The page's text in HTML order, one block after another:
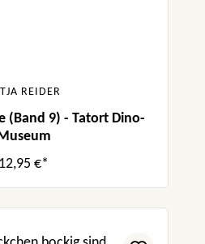
REIDER
(Band 9) - Tatort Dino-
12,95 €*